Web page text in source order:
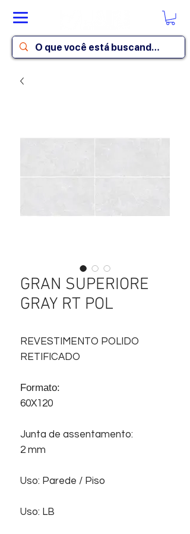
GRAN SUPERIORE
GRAY RT POL
REVESTIMENTO POLIDO
RETIFICADO
Formato:
60X120
Junta de assentamento:
2 mm
Uso: Parede / Piso
Uso: LB